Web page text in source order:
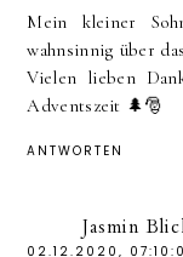
Mein kleiner
wahnsinnig über
Vielen lieben
Adventszeit 🌲🎅
ANTWORTEN
Jasmin
02.12.2020,